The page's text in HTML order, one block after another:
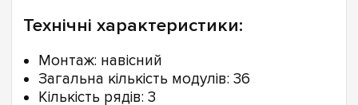
Технічні характеристики:
Монтаж: навісний
Загальна кількість модулів: 36
Кількість рядів: 3